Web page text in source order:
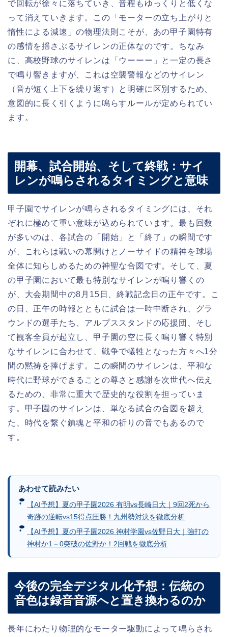
で回転が徐々に落ちていき、音程もゆっくりと低くな
って消えていきます。この「モーターの立ち上がりと
惰性による減速」の物理法則こそが、あの甲子園特有
の感情を揺さぶるサイレンの正体なのです。ちなみ
に、高校野球のサイレンは「ウーーー」と一定の長さ
で鳴り響きますが、これは空襲警報などのサイレン
（音が短く上下を繰り返す）と明確に区別するため、
意図的に長く引くように鳴らすルールが定められてい
ます。
開幕、試合開始、そして終戦：サイ
レンが鳴らされるタイミングと意味
甲子園でサイレンが鳴らされるタイミングには、それ
ぞれに極めて重い意味が込められています。最も回数
が多いのは、各試合の「開始」と「終了」の瞬間です
が、これらは戦いの幕開けとノーサイドの精神を球場
全体に知らしめるための神聖な合図です。そして、夏
の甲子園において最も特別なサイレンが鳴り響くの
が、大会期間中の8月15日、終戦記念日の正午です。こ
の日、正午の時報とともに試合は一時中断され、グラ
ウンドの選手たち、アルプススタンドの応援団、そし
て観客全員が起立し、甲子園の空に長く鳴り響く特別
なサイレンに合わせて、戦争で犠牲となった方々へ1分
間の黙祷を捧げます。この瞬間のサイレンは、平和な
時代に野球ができることの尊さと感謝を次世代へ伝え
るための、非常に重大で歴史的な役割を担っていま
す。甲子園のサイレンは、単なる試合の合図を超え
た、時代を繋ぐ鎮魂と平和の祈りの音でもあるので
す。
あわせて読みたい
【AI予想】夏の甲子園2026 有明vs長崎日大｜9回2死から
奇跡の逆転vs15得点圧勝！九州勢対決を徹底分析
【AI予想】夏の甲子園2026 神村学園vs佐野日大｜強打の
神村か1－0突破の佐野か！2回戦を徹底分析
今後の完全デジタル化予想：伝統の
音色は録音音源へと置き換わるのか
長年にわたり物理的なモーター駆動によって鳴らされ